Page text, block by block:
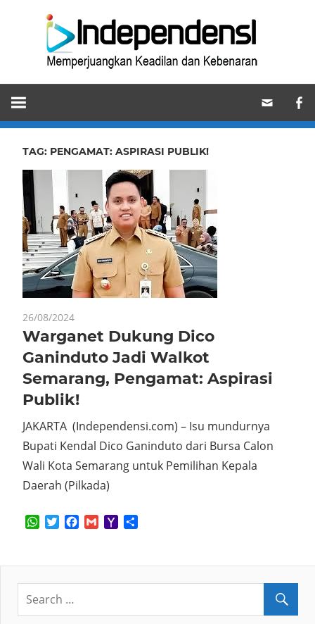
Memperjuangkan
Keadilan
dan
Kebenaran
TAG: PENGAMAT: ASPIRASI PUBLIK!
26/08/2024
Warganet Dukung Dico
Ganinduto Jadi Walkot
Semarang, Pengamat: Aspirasi
Publik!
JAKARTA (Independensi.com) – Isu mundurnya
Bupati Kendal Dico Ganinduto dari Bursa Calon
Wali Kota Semarang untuk Pemilihan Kepala
Daerah (Pilkada)
WhatsApp
TwitterFacebook
GmailYahoo